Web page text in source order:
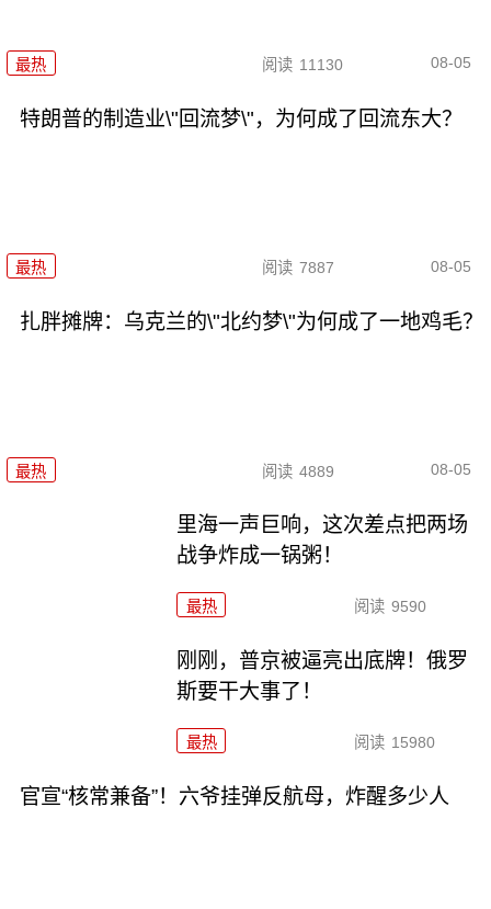
最热 阅读 11130 08-05
特朗普的制造业\"回流梦\"，为何成了回流东大？
最热 阅读 7887 08-05
扎胖摊牌：乌克兰的\"北约梦\"为何成了一地鸡毛？
最热 阅读 4889 08-05
里海一声巨响，这次差点把两场
战争炸成一锅粥！
最热 阅读 9590
刚刚，普京被逼亮出底牌！俄罗
斯要干大事了！
最热 阅读 15980
官宣“核常兼备”！六爷挂弹反航母，炸醒多少人